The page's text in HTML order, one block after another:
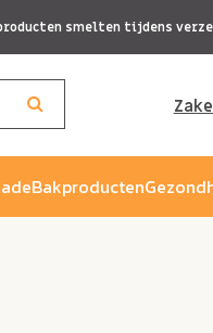
smelten tijdens
Bakproducten